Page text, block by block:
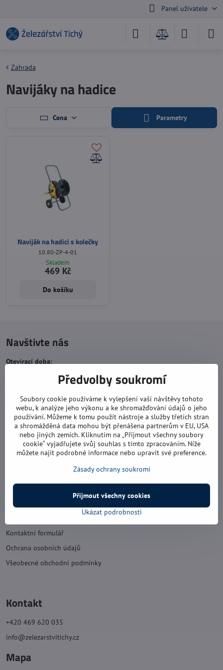
Panel uživatele
Zahrada
Navijáky na hadice
Cena Parametry
Naviják na hadici s kolečky
10.80-ZP-4-01
Skladem
469 Kč
Do košíku
Navštivte nás
Otevírací doba:
pondělí: 8:00 - 16:00
středa: 8:00 - 16:00
čtvrtek: 8:00 - 17:00
pátek: 8:00 - 16:00
sobota: 8:00 - 11:30
Kontaktní formulář
Ochrana osobních údajů
Všeobecné obchodní podmínky
Kontakt
+420 469 620 035
info@zelezarstvitichy.cz
Mapa
Předvolby soukromí
Soubory cookie používáme k vylepšení vaší návštěvy tohoto
webu, k analýze jeho výkonu a ke shromažďování údajů o jeho
používání. Můžeme k tomu použít nástroje a služby třetích stran
a shromážděná data mohou být přenášena partnerům v EU, USA
nebo jiných zemích. Kliknutím na „Přijmout všechny soubory
cookie“ vyjadřujete svůj souhlas s tímto zpracováním. Níže
můžete najít podrobné informace nebo upravit své preference.
Zásady ochrany soukromí
Ukázat podrobnosti
Přijmout všechny cookies